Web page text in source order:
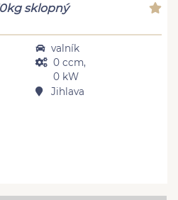
sklopný
valník
0 ccm,
0 kW
Jihlava